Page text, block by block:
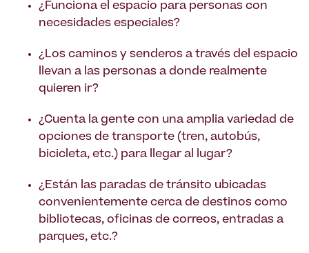
¿Funciona el espacio para personas con
necesidades especiales?
¿Los caminos y senderos a través del espacio
llevan a las personas a donde realmente
quieren ir?
¿Cuenta la gente con una amplia variedad de
opciones de transporte (tren, autobús,
bicicleta, etc.) para llegar al lugar?
¿Están las paradas de tránsito ubicadas
convenientemente cerca de destinos como
bibliotecas, oficinas de correos, entradas a
parques, etc.?